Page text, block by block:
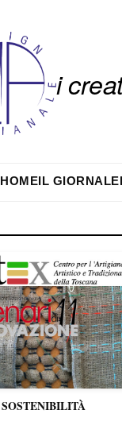
i
HOMEIL GIORNALE
SOSTENIBILITÀ